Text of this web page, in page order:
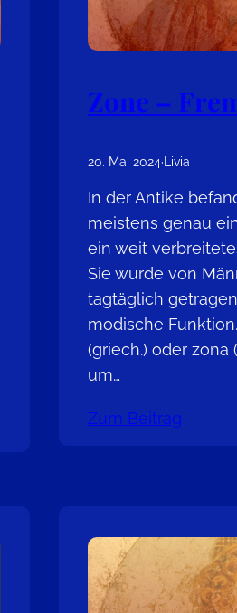
Zone –
20. Mai 2024·Livia
In der Antike
meistens genau
ein weit
Sie wurde von
tagtäglich
modische
(griech.) oder zona
um…
Zum Beitrag